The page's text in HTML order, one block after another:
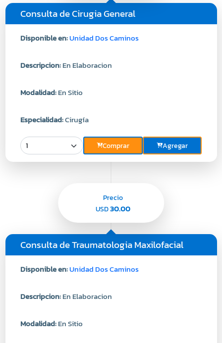
Consulta de Cirugia General
Disponible en:Unidad Dos Caminos
Descripcion:En Elaboracion
Modalidad:En Sitio
Especialidad:Cirugía
Comprar Agregar
Consulta de Traumatologia Maxilofacial
Disponible en:Unidad Dos Caminos
Descripcion:En Elaboracion
Modalidad:En Sitio
Precio
USD30.00